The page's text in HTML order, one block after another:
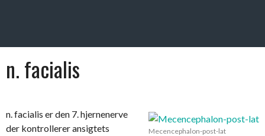
n. facialis
Mecencephalon-post-lat
n. facialis er den 7. hjernenerve
der kontrollerer ansigtets